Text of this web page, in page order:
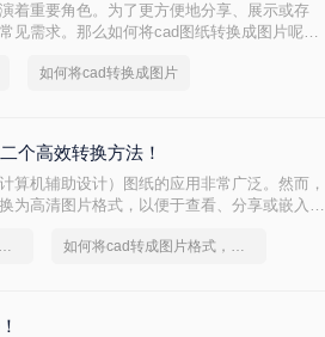
着重要角色。为了更方便地分享、展示或存
见需求。那么如何将cad图纸转换成图片呢？
如何将cad转换成图片
个高效转换方法！
算机辅助设计）图纸的应用非常广泛。然而，
为高清图片格式，以便于查看、分享或嵌入到
换成高清图片格式 如何将cad转成图片格式，分享一种简单的方法